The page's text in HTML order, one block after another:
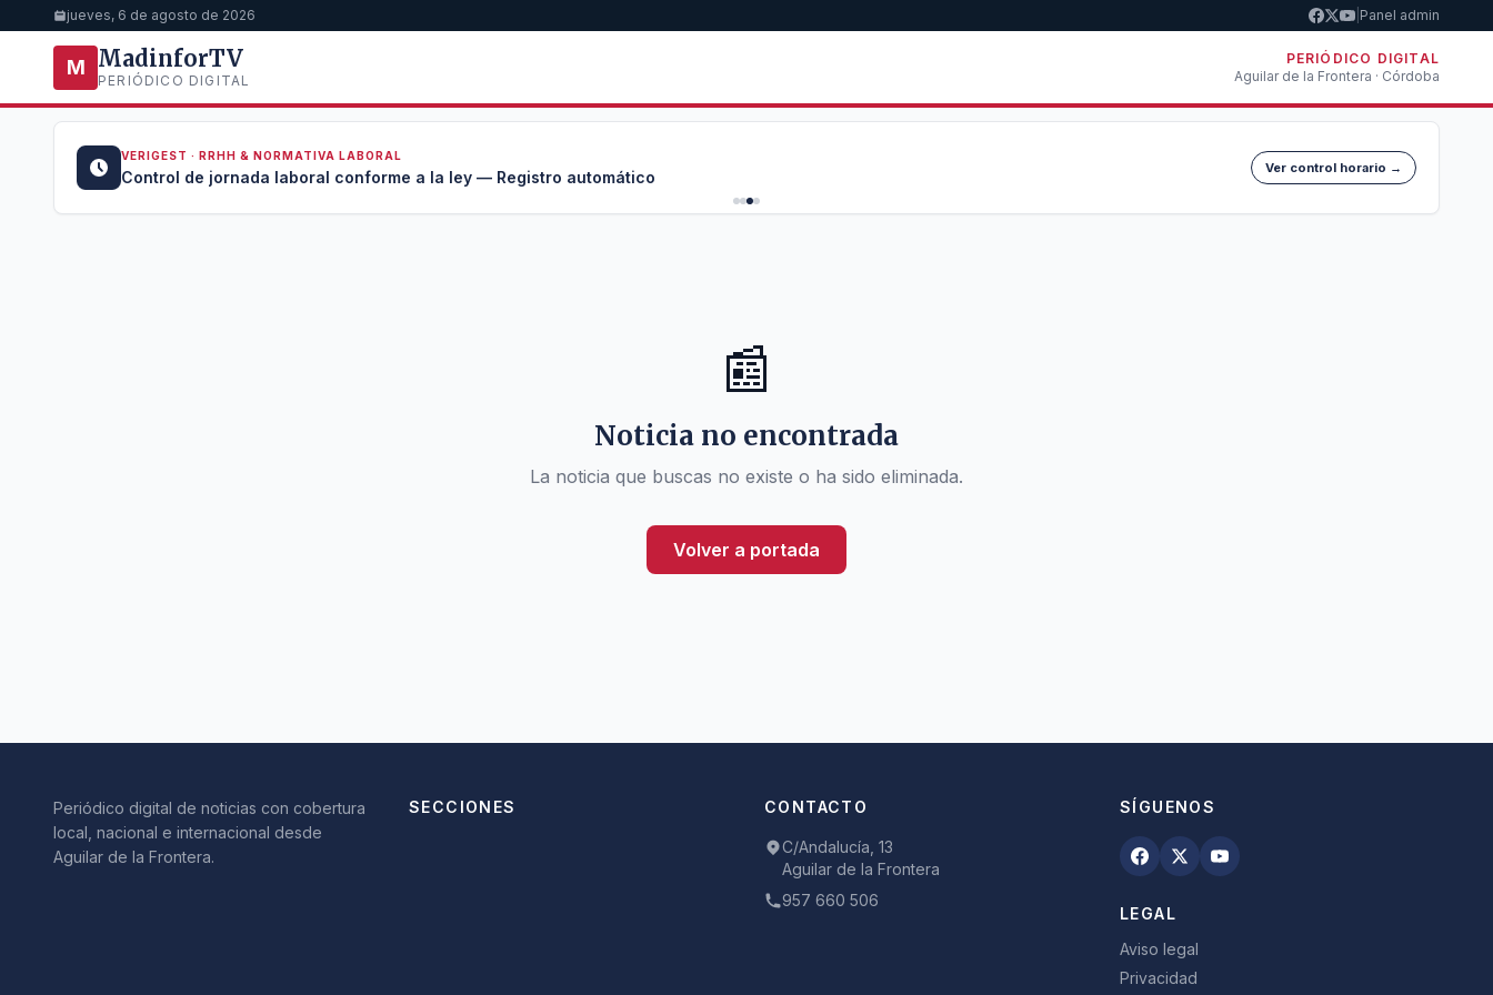
jueves, 6 de agosto de 2026 Panel admin
M MadinforTV
PERIÓDICO DIGITAL
PERIÓDICO DIGITAL
Aguilar de la Frontera · Córdoba
VERIGEST · RRHH & NORMATIVA LABORAL
Control de jornada laboral conforme a la ley — Registro automático Ver control horario →
📰
Noticia no encontrada
La noticia que buscas no existe o ha sido eliminada.
Volver a portada
Periódico digital de noticias con cobertura
local, nacional e internacional desde
Aguilar de la Frontera.
SECCIONES CONTACTO
C/Andalucía, 13
Aguilar de la Frontera
957 660 506
SÍGUENOS
LEGAL
Aviso legal
Privacidad